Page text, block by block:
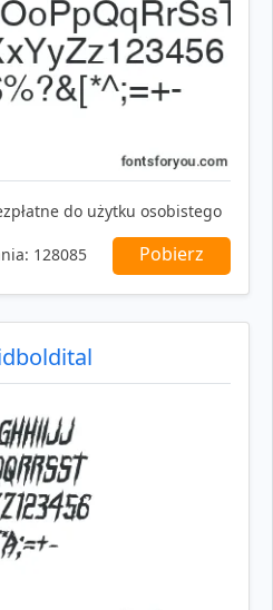
do użytku osobistego
128085 Pobierz